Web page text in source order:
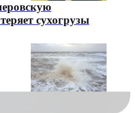
сухогрузы